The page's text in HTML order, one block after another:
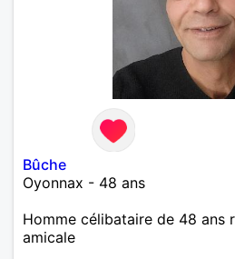
Bûche
Oyonnax - 48 ans
Homme célibataire de 48 ans
amicale